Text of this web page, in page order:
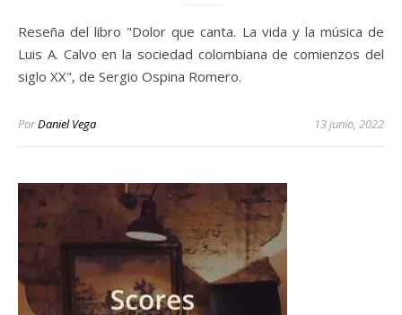
Reseña del libro "Dolor que canta. La vida y la música de
Luis A. Calvo en la sociedad colombiana de comienzos del
siglo XX", de Sergio Ospina Romero.
PorDaniel Vega 13 junio, 2022